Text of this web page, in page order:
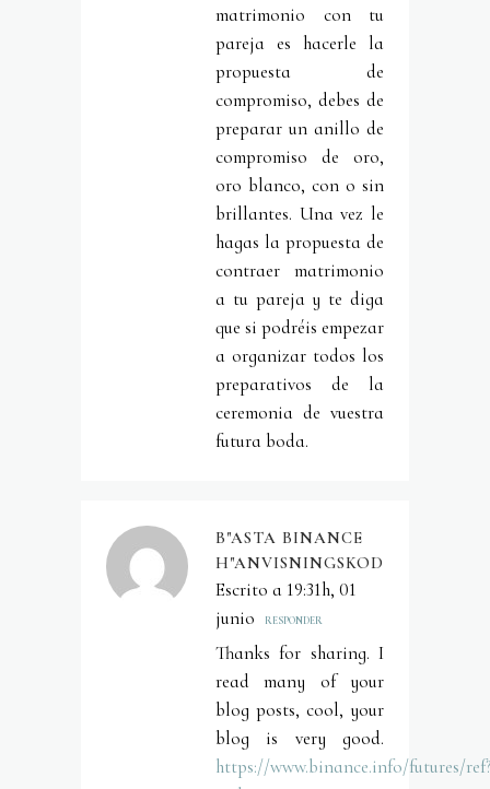
matrimonio con tu
pareja es hacerle la
propuesta de
compromiso, debes de
preparar un anillo de
compromiso de oro,
oro blanco, con o sin
brillantes. Una vez le
hagas la propuesta de
contraer matrimonio
a tu pareja y te diga
que si podréis empezar
a organizar todos los
preparativos de la
ceremonia de vuestra
futura boda.
B"ASTA BINANCE
H"ANVISNINGSKOD
Escrito a 19:31h, 01
junio
RESPONDER
Thanks for sharing. I
read many of your
blog posts, cool, your
blog is very good.
https://www.binance.info/futures/